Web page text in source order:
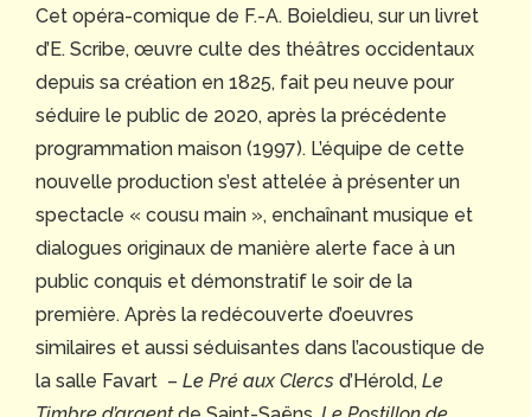
Cet opéra-comique de F.-A. Boieldieu, sur un livret
d’E. Scribe, œuvre culte des théâtres occidentaux
depuis sa création en 1825, fait peu neuve pour
séduire le public de 2020, après la précédente
programmation maison (1997). L’équipe de cette
nouvelle production s’est attelée à présenter un
spectacle « cousu main », enchaînant musique et
dialogues originaux de manière alerte face à un
public conquis et démonstratif le soir de la
première. Après la redécouverte d’oeuvres
similaires et aussi séduisantes dans l’acoustique de
la salle Favart – Le Pré aux Clercs d’Hérold, Le